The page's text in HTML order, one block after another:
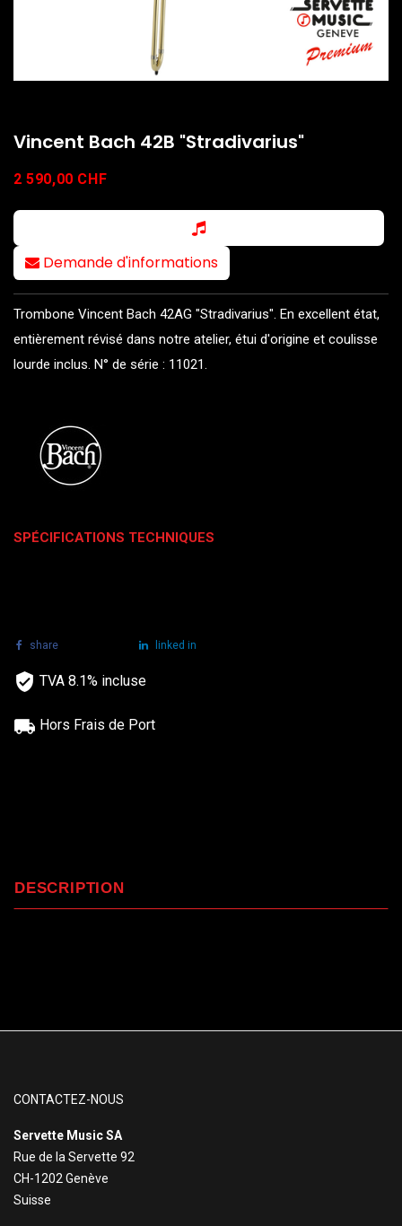
Vincent Bach 42B "Stradivarius"
2 590,00 CHF
Demande d'informations
Trombone Vincent Bach 42AG "Stradivarius". En excellent état,
entièrement révisé dans notre atelier, étui d'origine et coulisse
lourde inclus. N° de série : 11021.
SPÉCIFICATIONS TECHNIQUES
share linked in
TVA 8.1% incluse
Hors Frais de Port
DESCRIPTION
CONTACTEZ-NOUS
Servette Music SA
Rue de la Servette 92
CH-1202 Genève
Suisse